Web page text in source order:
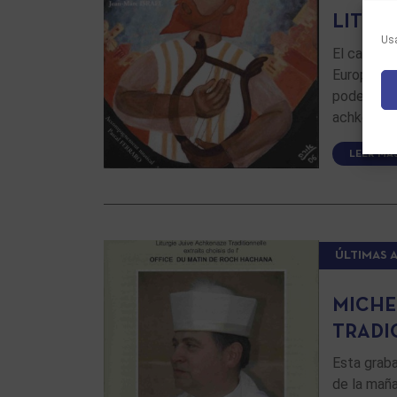
El cantor
podemos
achkenazí
LEER
ÚLTIMAS
Esta
de la